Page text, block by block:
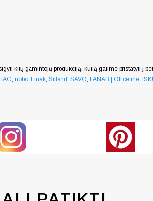
kitų gamintojų produkciją, kurią galime pristatyti į
nobo Linak Sitland SAVO LANAB | Officeline